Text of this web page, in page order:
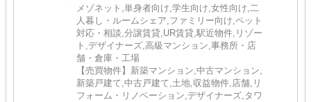
メゾネット,単身者向け,学生向け,女性向け,二
人暮し・ルームシェア,ファミリー向け,ペット
対応・相談,分譲賃貸,UR賃貸,駅近物件,リゾー
ト,デザイナーズ,高級マンション,事務所・店
舗・倉庫・工場
【売買物件】新築マンション,中古マンション,
新築戸建て,中古戸建て,土地,収益物件,店舗,リ
フォーム・リノベーション,デザイナーズ,タワ